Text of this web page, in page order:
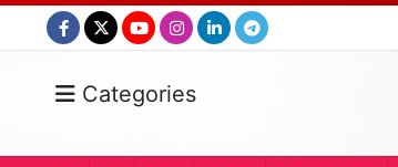
Categories